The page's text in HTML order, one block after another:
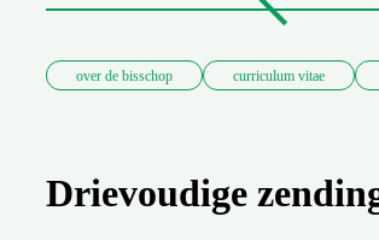
over de bisschop curriculum vitae
Drievoudige